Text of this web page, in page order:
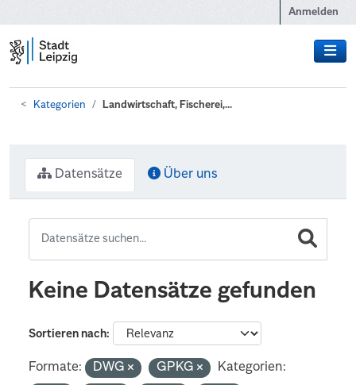
Anmelden
Kategorien Landwirtschaft, Fischerei,...
Datensätze Über uns
Keine Datensätze gefunden
Sortieren nach
Formate: DWG GPKG
Kategorien: